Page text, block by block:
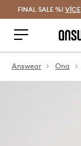
FINAL SALE %! VÍCE
Answear Ona